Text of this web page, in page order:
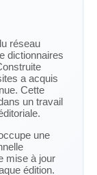
réseau
dictionnaires
a acquis
Cette
un travail
une
mise à jour
édition.